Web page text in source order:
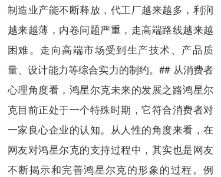
制造业产能不断释放，代工厂越来越多，利润
越来越薄，内卷问题严重，走高端路线越来越
困难。走向高端市场受到生产技术、产品质
量、设计能力等综合实力的制约。## 从消费者
心理角度看，鸿星尔克未来的发展之路鸿星尔
克目前正处于一个特殊时期，它符合消费者对
一家良心企业的认知。从人性的角度来看，在
网友对鸿星尔克的支持过程中，其实也是网友
不断揭示和完善鸿星尔克的形象的过程。例